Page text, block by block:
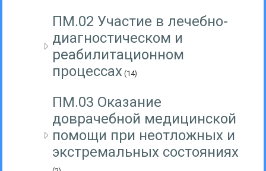
ПМ.02 Участие в лечебно-
диагностическом и
реабилитационном
процессах (14)
ПМ.03 Оказание
доврачебной медицинской
помощи при неотложных и
экстремальных состояниях